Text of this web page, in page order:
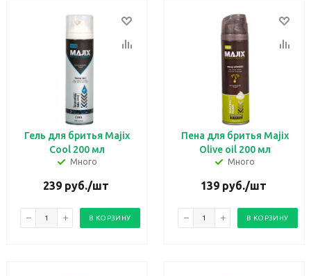
Гель для бритья Majix
Cool 200 мл
Много
239руб./шт
В КОРЗИНУ
Пена для бритья Majix
Olive oil 200 мл
Много
139руб./шт
В КОРЗИНУ